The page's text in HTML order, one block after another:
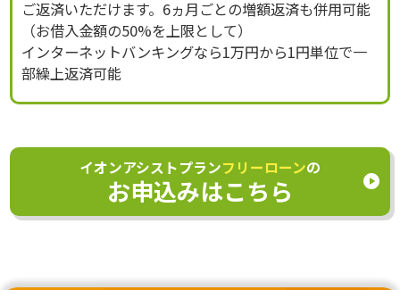
ご返済いただけます。6ヵ月ごとの増額返済も併用可能
（お借入金額の50%を上限として）
インターネットバンキングなら1万円から1円単位で一
部繰上返済可能
イオンアシストプランフリーローンの
お申込みはこちら